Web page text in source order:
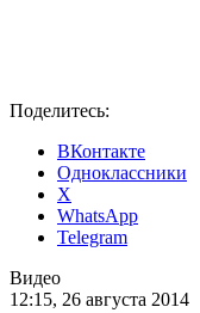
Поделитесь:
ВКонтакте
Одноклассники
X
WhatsApp
Telegram
Видео
12:15, 26 августа 2014